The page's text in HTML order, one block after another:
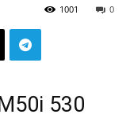
0
1001
530